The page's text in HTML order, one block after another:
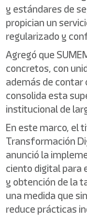
y estándares de
propician un
regularizado y
Agregó que
concretos, con
además de contar
consolida esta
institucional de
En este marco, el
Transformación
anunció la
ciento digital para
y obtención de la
una medida que
reduce prácticas